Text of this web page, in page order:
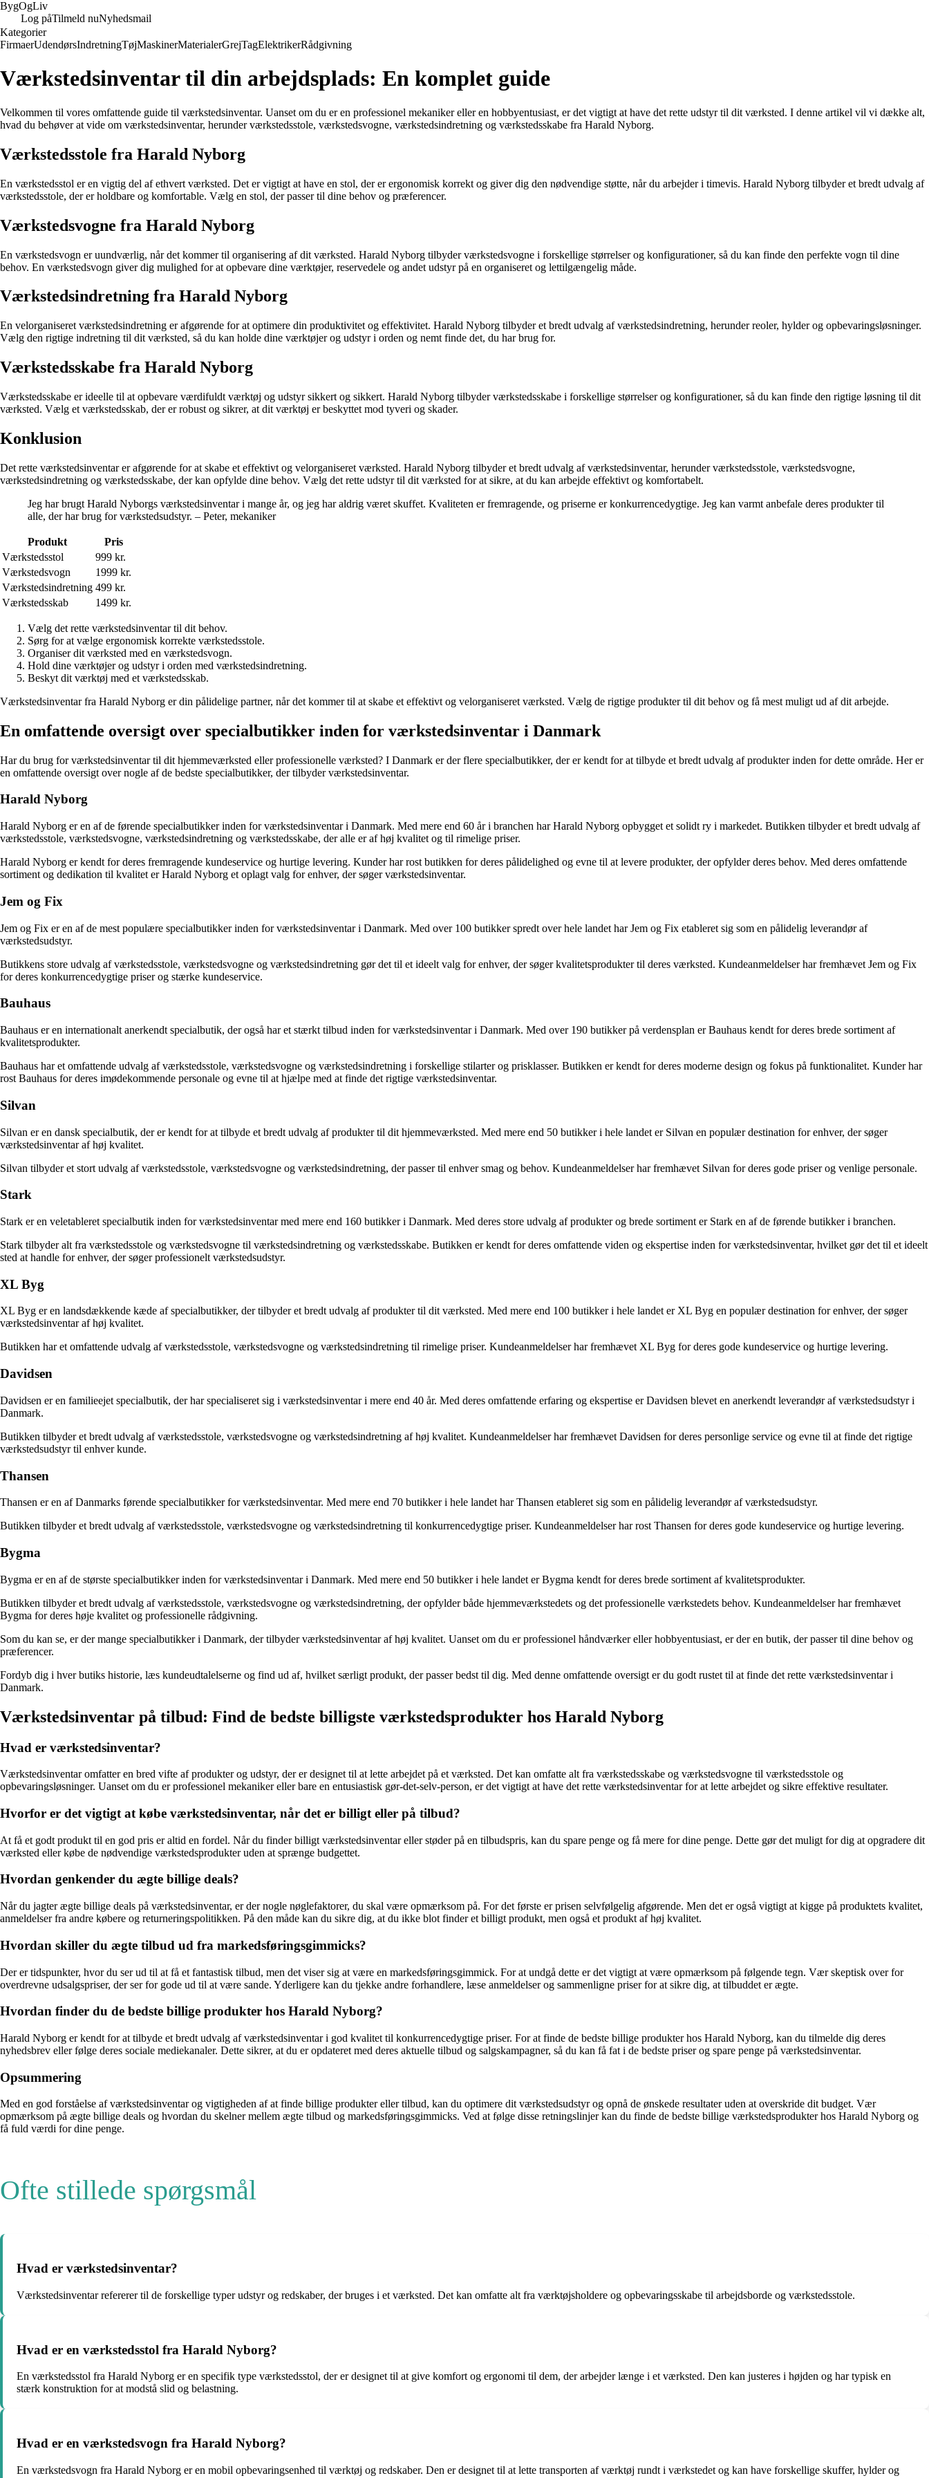
BygOgLiv
Log påTilmeld nuNyhedsmail
Kategorier
FirmaerUdendørsIndretningTøjMaskinerMaterialerGrejTagElektrikerRådgivning
Værkstedsinventar til din arbejdsplads: En komplet guide
Velkommen til vores omfattende guide til værkstedsinventar. Uanset om du er en professionel mekaniker eller en hobbyentusiast, er det vigtigt at have det rette udstyr til dit værksted. I denne artikel vil vi dække alt,
hvad du behøver at vide om værkstedsinventar, herunder værkstedsstole, værkstedsvogne, værkstedsindretning og værkstedsskabe fra Harald Nyborg.
Værkstedsstole fra Harald Nyborg
En værkstedsstol er en vigtig del af ethvert værksted. Det er vigtigt at have en stol, der er ergonomisk korrekt og giver dig den nødvendige støtte, når du arbejder i timevis. Harald Nyborg tilbyder et bredt udvalg af
værkstedsstole, der er holdbare og komfortable. Vælg en stol, der passer til dine behov og præferencer.
Værkstedsvogne fra Harald Nyborg
En værkstedsvogn er uundværlig, når det kommer til organisering af dit værksted. Harald Nyborg tilbyder værkstedsvogne i forskellige størrelser og konfigurationer, så du kan finde den perfekte vogn til dine
behov. En værkstedsvogn giver dig mulighed for at opbevare dine værktøjer, reservedele og andet udstyr på en organiseret og lettilgængelig måde.
Værkstedsindretning fra Harald Nyborg
En velorganiseret værkstedsindretning er afgørende for at optimere din produktivitet og effektivitet. Harald Nyborg tilbyder et bredt udvalg af værkstedsindretning, herunder reoler, hylder og opbevaringsløsninger.
Vælg den rigtige indretning til dit værksted, så du kan holde dine værktøjer og udstyr i orden og nemt finde det, du har brug for.
Værkstedsskabe fra Harald Nyborg
Værkstedsskabe er ideelle til at opbevare værdifuldt værktøj og udstyr sikkert og sikkert. Harald Nyborg tilbyder værkstedsskabe i forskellige størrelser og konfigurationer, så du kan finde den rigtige løsning til dit
værksted. Vælg et værkstedsskab, der er robust og sikrer, at dit værktøj er beskyttet mod tyveri og skader.
Konklusion
Det rette værkstedsinventar er afgørende for at skabe et effektivt og velorganiseret værksted. Harald Nyborg tilbyder et bredt udvalg af værkstedsinventar, herunder værkstedsstole, værkstedsvogne,
værkstedsindretning og værkstedsskabe, der kan opfylde dine behov. Vælg det rette udstyr til dit værksted for at sikre, at du kan arbejde effektivt og komfortabelt.
Jeg har brugt Harald Nyborgs værkstedsinventar i mange år, og jeg har aldrig været skuffet. Kvaliteten er fremragende, og priserne er konkurrencedygtige. Jeg kan varmt anbefale deres produkter til
alle, der har brug for værkstedsudstyr. – Peter, mekaniker
Produkt
Pris
Værkstedsstol
999 kr.
Værkstedsvogn
1999 kr.
Værkstedsindretning 499 kr.
Værkstedsskab
1499 kr.
Vælg det rette værkstedsinventar til dit behov.
Sørg for at vælge ergonomisk korrekte værkstedsstole.
Organiser dit værksted med en værkstedsvogn.
Hold dine værktøjer og udstyr i orden med værkstedsindretning.
Beskyt dit værktøj med et værkstedsskab.
Værkstedsinventar fra Harald Nyborg er din pålidelige partner, når det kommer til at skabe et effektivt og velorganiseret værksted. Vælg de rigtige produkter til dit behov og få mest muligt ud af dit arbejde.
En omfattende oversigt over specialbutikker inden for værkstedsinventar i Danmark
Har du brug for værkstedsinventar til dit hjemmeværksted eller professionelle værksted? I Danmark er der flere specialbutikker, der er kendt for at tilbyde et bredt udvalg af produkter inden for dette område. Her er
en omfattende oversigt over nogle af de bedste specialbutikker, der tilbyder værkstedsinventar.
Harald Nyborg
Harald Nyborg er en af de førende specialbutikker inden for værkstedsinventar i Danmark. Med mere end 60 år i branchen har Harald Nyborg opbygget et solidt ry i markedet. Butikken tilbyder et bredt udvalg af
værkstedsstole, værkstedsvogne, værkstedsindretning og værkstedsskabe, der alle er af høj kvalitet og til rimelige priser.
Harald Nyborg er kendt for deres fremragende kundeservice og hurtige levering. Kunder har rost butikken for deres pålidelighed og evne til at levere produkter, der opfylder deres behov. Med deres omfattende
sortiment og dedikation til kvalitet er Harald Nyborg et oplagt valg for enhver, der søger værkstedsinventar.
Jem og Fix
Jem og Fix er en af de mest populære specialbutikker inden for værkstedsinventar i Danmark. Med over 100 butikker spredt over hele landet har Jem og Fix etableret sig som en pålidelig leverandør af
værkstedsudstyr.
Butikkens store udvalg af værkstedsstole, værkstedsvogne og værkstedsindretning gør det til et ideelt valg for enhver, der søger kvalitetsprodukter til deres værksted. Kundeanmeldelser har fremhævet Jem og Fix
for deres konkurrencedygtige priser og stærke kundeservice.
Bauhaus
Bauhaus er en internationalt anerkendt specialbutik, der også har et stærkt tilbud inden for værkstedsinventar i Danmark. Med over 190 butikker på verdensplan er Bauhaus kendt for deres brede sortiment af
kvalitetsprodukter.
Bauhaus har et omfattende udvalg af værkstedsstole, værkstedsvogne og værkstedsindretning i forskellige stilarter og prisklasser. Butikken er kendt for deres moderne design og fokus på funktionalitet. Kunder har
rost Bauhaus for deres imødekommende personale og evne til at hjælpe med at finde det rigtige værkstedsinventar.
Silvan
Silvan er en dansk specialbutik, der er kendt for at tilbyde et bredt udvalg af produkter til dit hjemmeværksted. Med mere end 50 butikker i hele landet er Silvan en populær destination for enhver, der søger
værkstedsinventar af høj kvalitet.
Silvan tilbyder et stort udvalg af værkstedsstole, værkstedsvogne og værkstedsindretning, der passer til enhver smag og behov. Kundeanmeldelser har fremhævet Silvan for deres gode priser og venlige personale.
Stark
Stark er en veletableret specialbutik inden for værkstedsinventar med mere end 160 butikker i Danmark. Med deres store udvalg af produkter og brede sortiment er Stark en af de førende butikker i branchen.
Stark tilbyder alt fra værkstedsstole og værkstedsvogne til værkstedsindretning og værkstedsskabe. Butikken er kendt for deres omfattende viden og ekspertise inden for værkstedsinventar, hvilket gør det til et ideelt
sted at handle for enhver, der søger professionelt værkstedsudstyr.
XL Byg
XL Byg er en landsdækkende kæde af specialbutikker, der tilbyder et bredt udvalg af produkter til dit værksted. Med mere end 100 butikker i hele landet er XL Byg en populær destination for enhver, der søger
værkstedsinventar af høj kvalitet.
Butikken har et omfattende udvalg af værkstedsstole, værkstedsvogne og værkstedsindretning til rimelige priser. Kundeanmeldelser har fremhævet XL Byg for deres gode kundeservice og hurtige levering.
Davidsen
Davidsen er en familieejet specialbutik, der har specialiseret sig i værkstedsinventar i mere end 40 år. Med deres omfattende erfaring og ekspertise er Davidsen blevet en anerkendt leverandør af værkstedsudstyr i
Danmark.
Butikken tilbyder et bredt udvalg af værkstedsstole, værkstedsvogne og værkstedsindretning af høj kvalitet. Kundeanmeldelser har fremhævet Davidsen for deres personlige service og evne til at finde det rigtige
værkstedsudstyr til enhver kunde.
Thansen
Thansen er en af Danmarks førende specialbutikker for værkstedsinventar. Med mere end 70 butikker i hele landet har Thansen etableret sig som en pålidelig leverandør af værkstedsudstyr.
Butikken tilbyder et bredt udvalg af værkstedsstole, værkstedsvogne og værkstedsindretning til konkurrencedygtige priser. Kundeanmeldelser har rost Thansen for deres gode kundeservice og hurtige levering.
Bygma
Bygma er en af de største specialbutikker inden for værkstedsinventar i Danmark. Med mere end 50 butikker i hele landet er Bygma kendt for deres brede sortiment af kvalitetsprodukter.
Butikken tilbyder et bredt udvalg af værkstedsstole, værkstedsvogne og værkstedsindretning, der opfylder både hjemmeværkstedets og det professionelle værkstedets behov. Kundeanmeldelser har fremhævet
Bygma for deres høje kvalitet og professionelle rådgivning.
Som du kan se, er der mange specialbutikker i Danmark, der tilbyder værkstedsinventar af høj kvalitet. Uanset om du er professionel håndværker eller hobbyentusiast, er der en butik, der passer til dine behov og
præferencer.
Fordyb dig i hver butiks historie, læs kundeudtalelserne og find ud af, hvilket særligt produkt, der passer bedst til dig. Med denne omfattende oversigt er du godt rustet til at finde det rette værkstedsinventar i
Danmark.
Værkstedsinventar på tilbud: Find de bedste billigste værkstedsprodukter hos Harald Nyborg
Hvad er værkstedsinventar?
Værkstedsinventar omfatter en bred vifte af produkter og udstyr, der er designet til at lette arbejdet på et værksted. Det kan omfatte alt fra værkstedsskabe og værkstedsvogne til værkstedsstole og
opbevaringsløsninger. Uanset om du er professionel mekaniker eller bare en entusiastisk gør-det-selv-person, er det vigtigt at have det rette værkstedsinventar for at lette arbejdet og sikre effektive resultater.
Hvorfor er det vigtigt at købe værkstedsinventar, når det er billigt eller på tilbud?
At få et godt produkt til en god pris er altid en fordel. Når du finder billigt værkstedsinventar eller støder på en tilbudspris, kan du spare penge og få mere for dine penge. Dette gør det muligt for dig at opgradere dit
værksted eller købe de nødvendige værkstedsprodukter uden at sprænge budgettet.
Hvordan genkender du ægte billige deals?
Når du jagter ægte billige deals på værkstedsinventar, er der nogle nøglefaktorer, du skal være opmærksom på. For det første er prisen selvfølgelig afgørende. Men det er også vigtigt at kigge på produktets kvalitet,
anmeldelser fra andre købere og returneringspolitikken. På den måde kan du sikre dig, at du ikke blot finder et billigt produkt, men også et produkt af høj kvalitet.
Hvordan skiller du ægte tilbud ud fra markedsføringsgimmicks?
Der er tidspunkter, hvor du ser ud til at få et fantastisk tilbud, men det viser sig at være en markedsføringsgimmick. For at undgå dette er det vigtigt at være opmærksom på følgende tegn. Vær skeptisk over for
overdrevne udsalgspriser, der ser for gode ud til at være sande. Yderligere kan du tjekke andre forhandlere, læse anmeldelser og sammenligne priser for at sikre dig, at tilbuddet er ægte.
Hvordan finder du de bedste billige produkter hos Harald Nyborg?
Harald Nyborg er kendt for at tilbyde et bredt udvalg af værkstedsinventar i god kvalitet til konkurrencedygtige priser. For at finde de bedste billige produkter hos Harald Nyborg, kan du tilmelde dig deres
nyhedsbrev eller følge deres sociale mediekanaler. Dette sikrer, at du er opdateret med deres aktuelle tilbud og salgskampagner, så du kan få fat i de bedste priser og spare penge på værkstedsinventar.
Opsummering
Med en god forståelse af værkstedsinventar og vigtigheden af at finde billige produkter eller tilbud, kan du optimere dit værkstedsudstyr og opnå de ønskede resultater uden at overskride dit budget. Vær
opmærksom på ægte billige deals og hvordan du skelner mellem ægte tilbud og markedsføringsgimmicks. Ved at følge disse retningslinjer kan du finde de bedste billige værkstedsprodukter hos Harald Nyborg og
få fuld værdi for dine penge.
Ofte stillede spørgsmål
Hvad er værkstedsinventar?
Værkstedsinventar refererer til de forskellige typer udstyr og redskaber, der bruges i et værksted. Det kan omfatte alt fra værktøjsholdere og opbevaringsskabe til arbejdsborde og værkstedsstole.
Hvad er en værkstedsstol fra Harald Nyborg?
En værkstedsstol fra Harald Nyborg er en specifik type værkstedsstol, der er designet til at give komfort og ergonomi til dem, der arbejder længe i et værksted. Den kan justeres i højden og har typisk en
stærk konstruktion for at modstå slid og belastning.
Hvad er en værkstedsvogn fra Harald Nyborg?
En værkstedsvogn fra Harald Nyborg er en mobil opbevaringsenhed til værktøj og redskaber. Den er designet til at lette transporten af værktøj rundt i værkstedet og kan have forskellige skuffer, hylder og